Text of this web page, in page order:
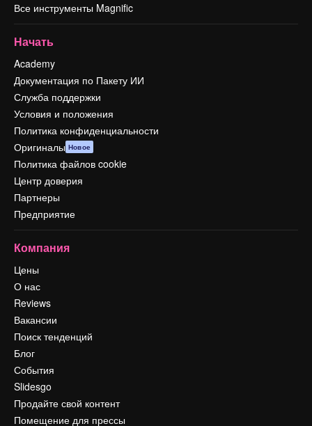
Все инструменты Magnific
Начать
Academy
Документация по Пакету ИИ
Служба поддержки
Условия и положения
Политика конфиденциальности
Оригиналы Новое
Политика файлов cookie
Центр доверия
Партнеры
Предприятие
Компания
Цены
О нас
Reviews
Вакансии
Поиск тенденций
Блог
События
Slidesgo
Продайте свой контент
Помещение для прессы